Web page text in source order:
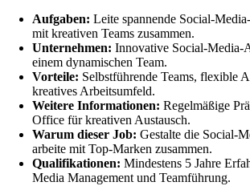
Aufgaben: Leite spannende Social-
mit kreativen Teams zusammen.
Unternehmen: Innovative Social-Media-
einem dynamischen Team.
Vorteile: Selbstführende Teams, flexible
kreatives Arbeitsumfeld.
Weitere Informationen: Regelmäßige
Office für kreativen Austausch.
Warum dieser Job: Gestalte die Social-
arbeite mit Top-Marken zusammen.
Qualifikationen: Mindestens 5 Jahre
Media Management und Teamführung.